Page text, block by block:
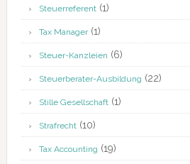
Steuerreferent(1)
Tax Manager(1)
Steuer-Kanzleien (6)
Steuerberater-Ausbildung (22)
Stille Gesellschaft(1)
Strafrecht(10)
Tax Accounting (19)